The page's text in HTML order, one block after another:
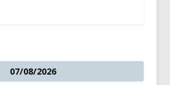
07/08/2026